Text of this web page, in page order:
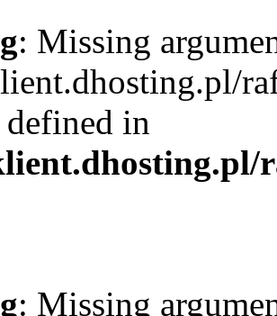
: Missing
in
: Missing